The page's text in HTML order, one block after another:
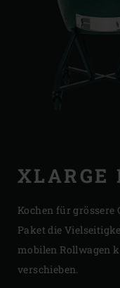
XLARGE
Kochen für grössere
Paket die
mobilen Rollwagen
verschieben.